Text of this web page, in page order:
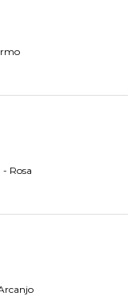
Rosa